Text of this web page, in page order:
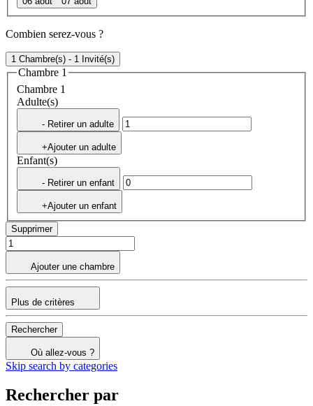
Combien serez-vous ?
1 Chambre(s) - 1 Invité(s)
Chambre 1
Chambre 1
Adulte(s)
- Retirer un adulte
+Ajouter un adulte
Enfant(s)
- Retirer un enfant
+Ajouter un enfant
Supprimer
Ajouter une chambre
Plus de critères
Rechercher
Où allez-vous ?
Skip search by categories
Rechercher par